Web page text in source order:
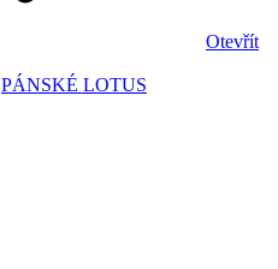
Otevřít
PÁNSKÉ LOTUS